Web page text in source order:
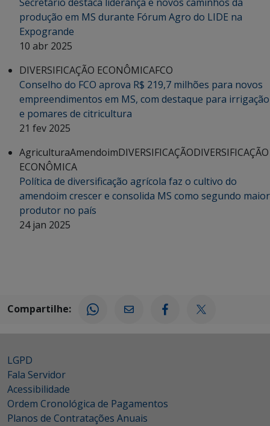
produção em MS durante Fórum Agro do LIDE na
Expogrande
10 abr 2025
DIVERSIFICAÇÃO ECONÔMICAFCO
Conselho do FCO aprova R$ 219,7 milhões para novos
empreendimentos em MS, com destaque para irrigação
e pomares de citricultura
21 fev 2025
AgriculturaAmendoimDIVERSIFICAÇÃODIVERSIFICAÇÃO
ECONÔMICA
Política de diversificação agrícola faz o cultivo do
amendoim crescer e consolida MS como segundo maior
produtor no país
24 jan 2025
Compartilhe:
LGPD
Fala Servidor
Acessibilidade
Ordem Cronológica de Pagamentos
Planos de Contratações Anuais